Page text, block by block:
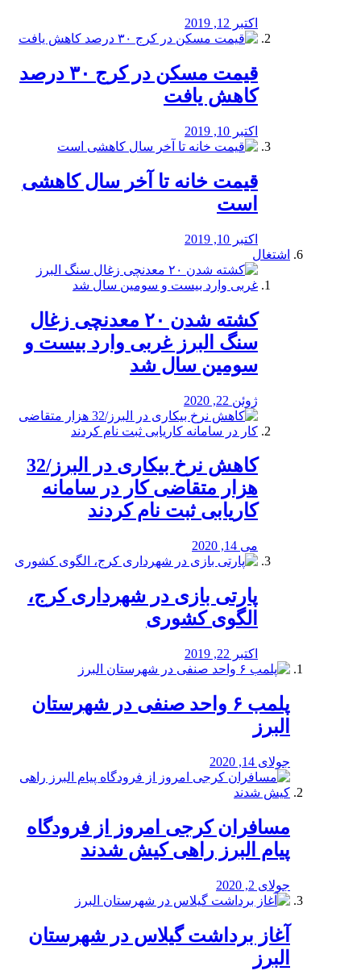
اکتبر 12, 2019
️قیمت مسکن در کرج ۳۰ درصد
کاهش یافت
اکتبر 10, 2019
قیمت خانه تا آخر سال کاهشی
است
اکتبر 10, 2019
اشتغال
کشته شدن ۲۰ معدنچی زغال
سنگ البرز غربی وارد بیست و
سومین سال شد
ژوئن 22, 2020
کاهش نرخ بیکاری در البرز/32
هزار متقاضی کار در سامانه
کاریابی ثبت نام کردند
می 14, 2020
پارتی بازی در شهرداری کرج،
الگوی کشوری
اکتبر 22, 2019
پلمب ۶ واحد صنفی در شهرستان
البرز
جولای 14, 2020
مسافران کرجی امروز از فرودگاه
پیام البرز راهی کیش شدند
جولای 2, 2020
آغاز برداشت گیلاس در شهرستان
البرز